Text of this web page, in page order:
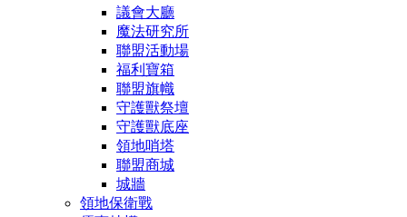
議會大廳
魔法研究所
聯盟活動場
福利寶箱
聯盟旗幟
守護獸祭壇
守護獸底座
領地哨塔
聯盟商城
城牆
領地保衛戰